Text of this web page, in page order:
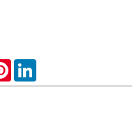
P
n
L
n